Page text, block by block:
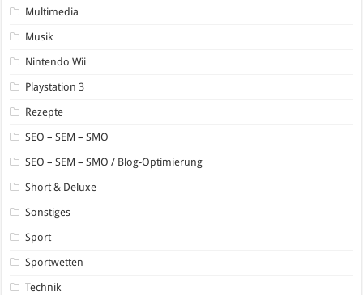
Multimedia
Musik
Nintendo Wii
Playstation 3
Rezepte
SEO – SEM – SMO
SEO – SEM – SMO / Blog-Optimierung
Short & Deluxe
Sonstiges
Sport
Sportwetten
Technik